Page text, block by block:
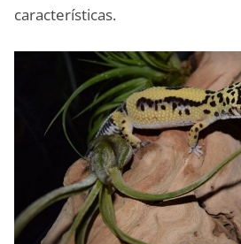
características.